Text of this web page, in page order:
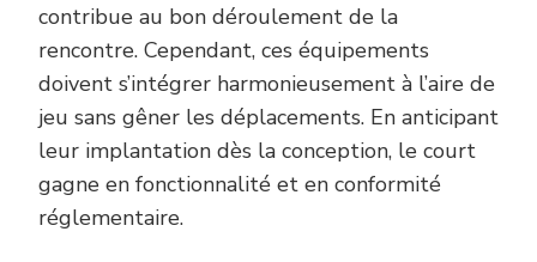
contribue au bon déroulement de la
rencontre. Cependant, ces équipements
doivent s’intégrer harmonieusement à l’aire de
jeu sans gêner les déplacements. En anticipant
leur implantation dès la conception, le court
gagne en fonctionnalité et en conformité
réglementaire.